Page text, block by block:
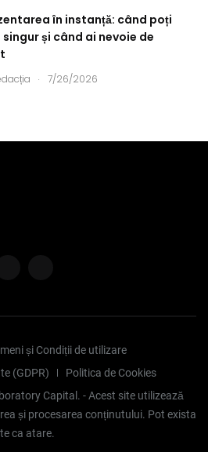
în instanță: când poți
singur și când ai nevoie de
. 7/26/2026
și Condiții de utilizare
(GDPR)
Politica de Cookies
Capital. - Acest site utilizează
și procesarea conținutului. Pot exista
ca atare.